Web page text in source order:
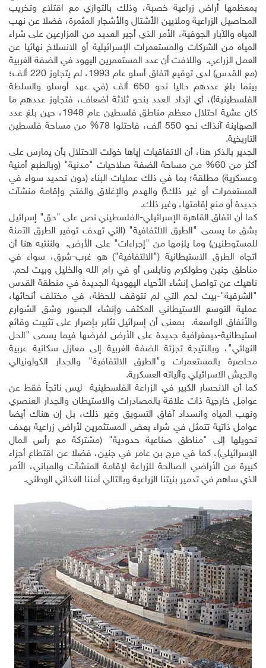
بمعظمها أراض زراعية خصبة، وذلك بالتوازي مع اقتلاع وتخريب
المحاصيل الزراعية وملايين الأشتال والأشجار المثمرة، فضلا عن نهب
المياه والآبار الجوفية، الأمر الذي أجبر العديد من المزارعين على شراء
المياه من الشركات والمستعمرات الإسرائيلية أو الانسلاخ نهائيا عن
العمل الزراعي. واللافت أن عدد المستعمرين اليهود في الضفة الغربية
(مع القدس) لدى توقيع اتفاق أسلو عام 1993، لم يتجاوز 220 ألف؛
بينما بلغ عددهم حاليا نحو 650 ألف (في عهد أوسلو والسلطة
الفلسطينية!)، أي ازداد العدد بنحو ثلاثة أضعاف، فتجاوز عددهم ما
كان عشية احتلال معظم مناطق فلسطين عام 1948، حين بلغ عدد
الصهاينة آنذاك نحو 550 ألف، فاحتلوا 78% من مساحة فلسطين
التاريخية.
الجدير بالذكر هنا، أن الاتفاقيات إياها خولت الاحتلال بأن يمارس على
أكثر من 60% من مساحة الضفة صلاحيات "مدنية" (وبالطبع أمنية
وعسكرية) مطلقة؛ بما في ذلك عمليات البناء (دون تحديد سواء في
المستعمرات أو غير ذلك!) والهدم والإغلاق والفتح وإقامة منشآت
جديدة أو منع إقامتها، وغير ذلك.
كما أن اتفاق القاهرة الإسرائيلي-الفلسطيني نص على "حق" إسرائيل
بشق ما يسمى "الطرق الالتفافية" (التي تهدف توفير الطرق الآمنة
للمستوطنين) وما يلزمها من "إجراءات" على الأرض. ولننتبه هنا أن
اتجاه الطرق الاستيطانية ("الالتفافية") هو غرب-شرق، سواء في
مناطق جنين وطولكرم ونابلس أو في رام الله والخليل وبيت لحم.
ناهيك عن تواصل إنشاء الأحياء اليهودية الجديدة في منطقة القدس
"الشرقية"-بيت لحم التي لم تتوقف للحظة، في مختلف أنحائها،
عملية التوسع الاستيطاني المكثف وإنشاء الجسور وشق الشوارع
والأنفاق الواسعة. بمعنى أن إسرائيل تثابر بإصرار على تثبيت وقائع
استيطانية-ديمغرافية جديدة على الأرض لفرضها فيما يسمى "الحل
النهائي"، وبالنتيجة تجزئة الضفة الغربية إلى معازل سكانية عربية
محاصرة بالمستعمرات و"الطرق الالتفافية" والجدار الكولونيالي
والجيش الاسرائيلي وآلياته العسكرية.
كما أن الانحسار الكبير في الزراعة الفلسطينية ليس ناتجاً فقط عن
عوامل خارجية ذات علاقة بالمصادرات والاستيطان والجدار العنصري
ونهب المياه وانسداد آفاق التسويق وغير ذلك، بل إن هناك أيضا
عوامل ذاتية تتمثل في شراء بعض المستثمرين لأراض زراعية بهدف
تحويلها إلى "مناطق صناعية حدودية" (مشتركة مع رأس المال
الإسرائيلي)، كما في مرج بن عامر في جنين، فضلا عن اقتطاع أجزاء
كبيرة من الأراضي الصالحة للزراعة لإقامة المنشآت والمباني، الأمر
الذي ساهم في تدمير بنيتنا الزراعية وبالتالي أمننا الغذائي الوطني.